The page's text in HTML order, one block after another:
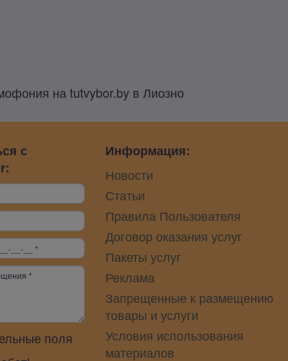
на tutvybor.by в Лиозно
с
поля
Информация:
Новости
Статьи
Правила Пользователя
Договор оказания услуг
Пакеты услуг
Реклама
Запрещенные к размещению
товары и услуги
Условия использования
материалов